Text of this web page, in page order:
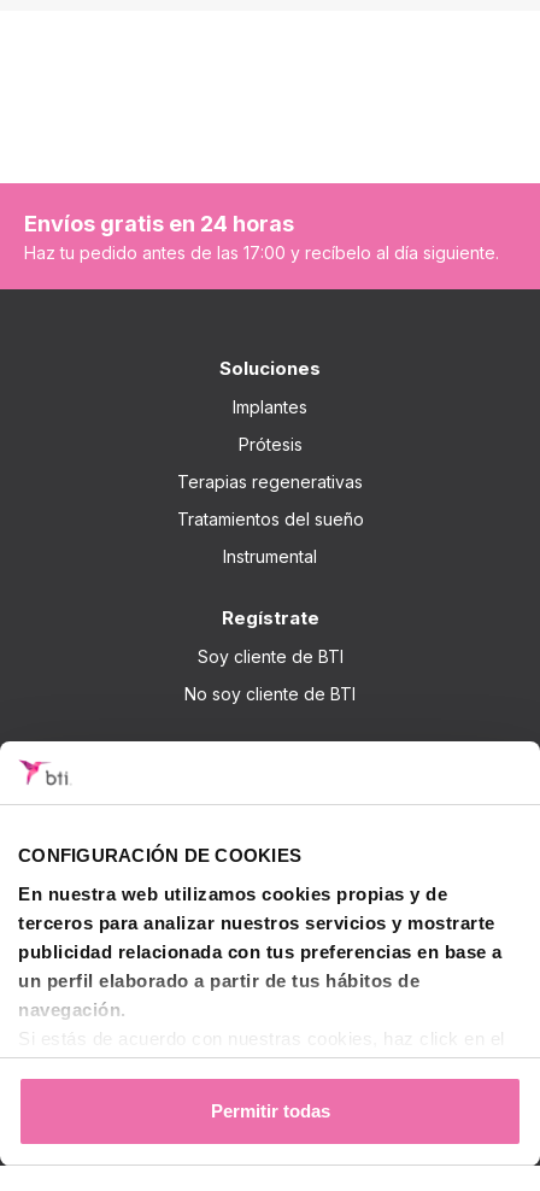
CONFIGURACIÓN DE COOKIES
En nuestra web utilizamos cookies propias y de
terceros para analizar nuestros servicios y mostrarte
publicidad relacionada con tus preferencias en base a
un perfil elaborado a partir de tus hábitos de
navegación.
Si estás de acuerdo con nuestras cookies, haz click en el
Permitir todas
Envíos gratis en 24 horas
Haz tu pedido antes de las 17:00 y recíbelo al día siguiente.
Soluciones
Implantes
Prótesis
Terapias regenerativas
Tratamientos del sueño
Instrumental
Regístrate
Soy cliente de BTI
No soy cliente de BTI
Sobre BTI
BTI Biotechnology Institute
Soluciones BTI
Investigación
Contactar